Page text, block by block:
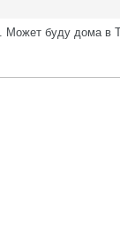
Может буду дома в